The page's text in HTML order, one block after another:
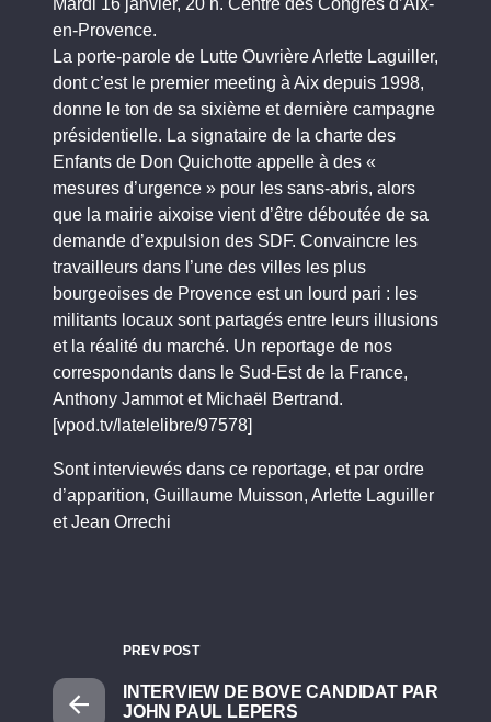
Mardi 16 janvier, 20 h. Centre des Congrès d’Aix-
en-Provence.
La porte-parole de Lutte Ouvrière Arlette Laguiller,
dont c’est le premier meeting à Aix depuis 1998,
donne le ton de sa sixième et dernière campagne
présidentielle. La signataire de la charte des
Enfants de Don Quichotte appelle à des «
mesures d’urgence » pour les sans-abris, alors
que la mairie aixoise vient d’être déboutée de sa
demande d’expulsion des SDF. Convaincre les
travailleurs dans l’une des villes les plus
bourgeoises de Provence est un lourd pari : les
militants locaux sont partagés entre leurs illusions
et la réalité du marché. Un reportage de nos
correspondants dans le Sud-Est de la France,
Anthony Jammot et Michaël Bertrand.
[vpod.tv/latelelibre/97578]
Sont interviewés dans ce reportage, et par ordre
d’apparition, Guillaume Muisson, Arlette Laguiller
et Jean Orrechi
PREV POST
INTERVIEW DE BOVE CANDIDAT PAR
JOHN PAUL LEPERS